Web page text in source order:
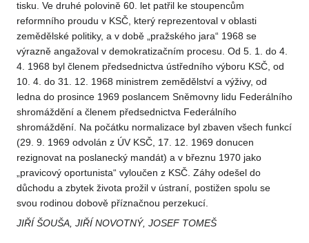
tisku. Ve druhé polovině 60. let patřil ke stoupencům
reformního proudu v KSČ, který reprezentoval v oblasti
zemědělské politiky, a v době „pražského jara“ 1968 se
výrazně angažoval v demokratizačním procesu. Od 5. 1. do 4.
4. 1968 byl členem předsednictva ústředního výboru KSČ, od
10. 4. do 31. 12. 1968 ministrem zemědělství a výživy, od
ledna do prosince 1969 poslancem Sněmovny lidu Federálního
shromáždění a členem předsednictva Federálního
shromáždění. Na počátku normalizace byl zbaven všech funkcí
(29. 9. 1969 odvolán z ÚV KSČ, 17. 12. 1969 donucen
rezignovat na poslanecký mandát) a v březnu 1970 jako
„pravicový oportunista“ vyloučen z KSČ. Záhy odešel do
důchodu a zbytek života prožil v ústraní, postižen spolu se
svou rodinou dobově příznačnou perzekucí.
JIŘÍ ŠOUŠA, JIŘÍ NOVOTNÝ, JOSEF TOMEŠ